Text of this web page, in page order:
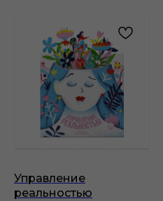
Управление
реальностью